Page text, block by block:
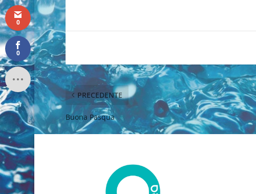
PRECEDENTE
Buona Pasqua
0
0